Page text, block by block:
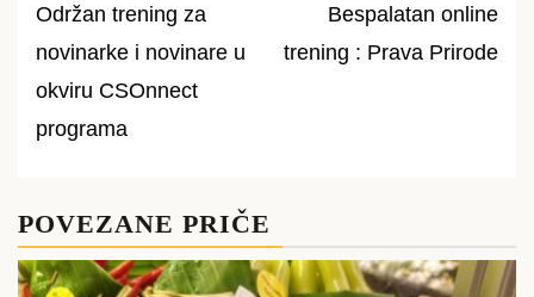
Post
navigation
Održan trening za
novinarke i novinare u
okviru CSOnnect
programa
Bespalatan online
trening : Prava Prirode
POVEZANE PRIČE